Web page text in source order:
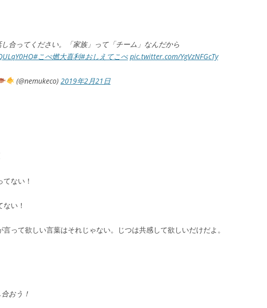
合ってください。「家族」って「チーム」なんだから
#こぺ燃大喜利#おしえてこぺ pic.twitter.com/YgVzNFGcTy
(@nemukeco) 2019年2月21日
ない！
い！
って欲しい言葉はそれじゃない。じつは共感して欲しいだけだよ。
おう！